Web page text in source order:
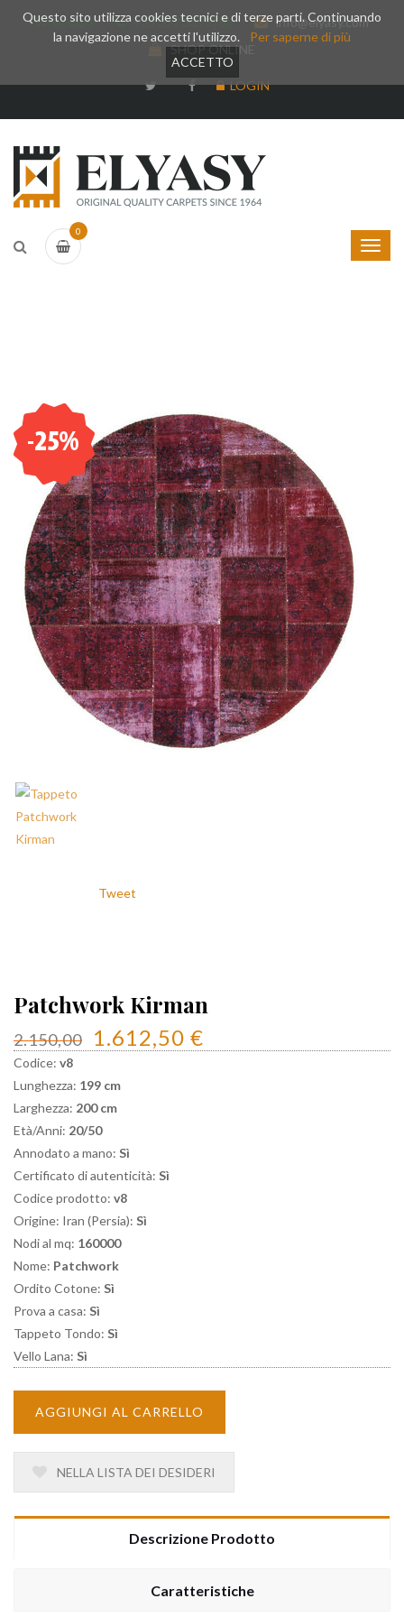
Whatsapp +39 377 3375788
info@elyasy.com
SHOP ONLINE
LOGIN
0
Tweet
Patchwork Kirman
2.150,00 1.612,50 €
Codice: v8
Lunghezza: 199 cm
Larghezza: 200 cm
Età/Anni: 20/50
Annodato a mano: Sì
Certificato di autenticità: Sì
Codice prodotto: v8
Origine: Iran (Persia): Sì
Nodi al mq: 160000
Nome: Patchwork
Ordito Cotone: Sì
Prova a casa: Sì
Tappeto Tondo: Sì
Vello Lana: Sì
AGGIUNGI AL CARRELLO
NELLA LISTA DEI DESIDERI
Descrizione Prodotto
Caratteristiche
Questo sito utilizza cookies tecnici e di terze parti. Continuando
la navigazione ne accetti l'utilizzo.
Per saperne di più
ACCETTO